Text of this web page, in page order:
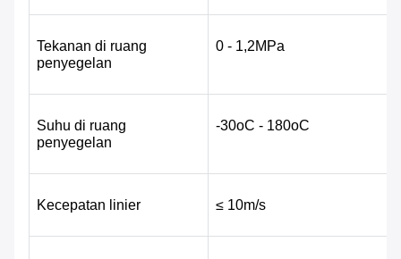
Tekanan di ruang
penyegelan
0 - 1,2MPa
Suhu di ruang
penyegelan
-30oC - 180oC
Kecepatan linier ≤ 10m/s